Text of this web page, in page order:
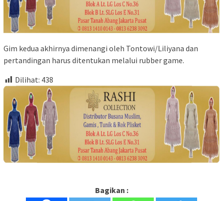
Gim kedua akhirnya dimenangi oleh Tontowi/Liliyana dan
pertandingan harus ditentukan melalui rubber game.
Dilihat: 438
Bagikan :